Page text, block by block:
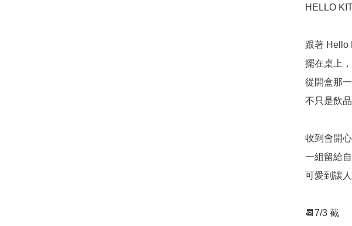
HELLO
跟著 Hello
擺在桌上
從開盒那
不只是飲
收到會開
一組留給
可愛到讓
📆7/3 截